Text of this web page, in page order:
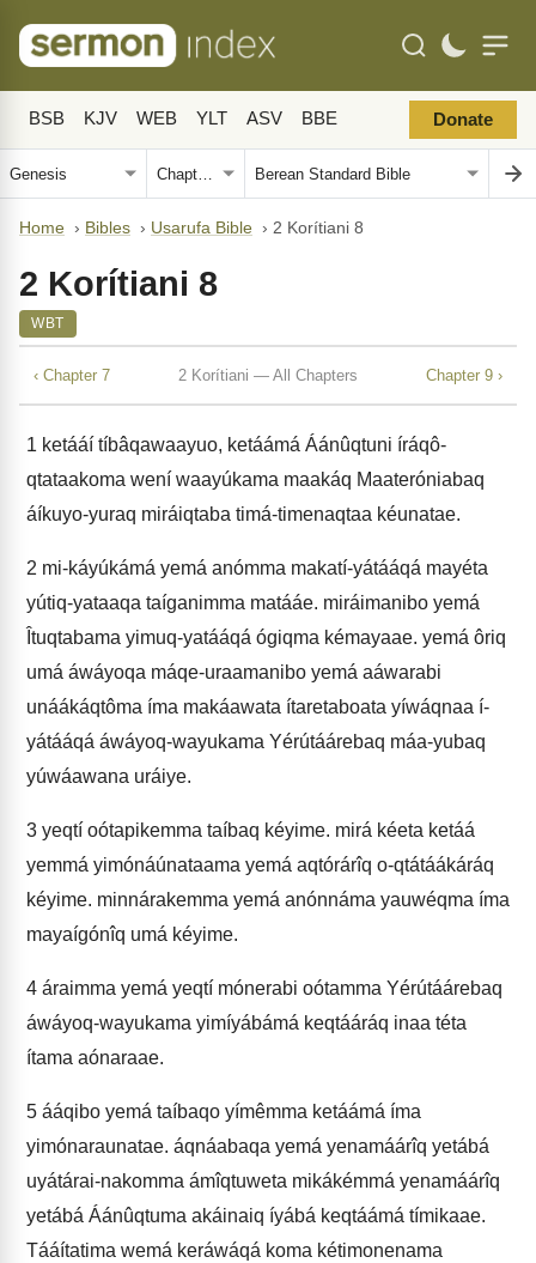
BSB KJV WEB YLT ASV BBE Donate
Home › Bibles › Usarufa Bible › 2 Korítiani 8
2 Korítiani 8
WBT
‹ Chapter 7 2 Korítiani — All Chapters Chapter 9 ›
1 ketááí tíbâqawaayuo, ketáámá Áánûqtuni íráqô-
qtataakoma wení waayúkama maakáq Maateróniabaq
áíkuyo-yuraq miráiqtaba timá-timenaqtaa kéunatae.
2 mi-káyúkámá yemá anómma makatí-yátááqá mayéta
yútiq-yataaqa taíganimma matááe. miráimanibo yemá
Îtuqtabama yimuq-yatááqá ógiqma kémayaae. yemá ôriq
umá áwáyoqa máqe-uraamanibo yemá aáwarabi
unáákáqtôma íma makáawata ítaretaboata yíwáqnaa í-
yátááqá áwáyoq-wayukama Yérútáárebaq máa-yubaq
yúwáawana uráiye.
3 yeqtí oótapikemma taíbaq kéyime. mirá kéeta ketáá
yemmá yimónáúnataama yemá aqtórárîq o-qtátáákáráq
kéyime. minnárakemma yemá anónnáma yauwéqma íma
mayaígónîq umá kéyime.
4 áraimma yemá yeqtí mónerabi oótamma Yérútáárebaq
áwáyoq-wayukama yimíyábámá keqtááráq inaa téta
ítama aónaraae.
5 ááqibo yemá taíbaqo yímêmma ketáámá íma
yimónaraunatae. áqnáabaqa yemá yenamáárîq yetábá
uyátárai-nakomma ámîqtuweta mikákémmá yenamáárîq
yetábá Áánûqtuma akáinaiq íyábá keqtáámá tímikaae.
Tááítatima wemá keráwáqá koma kétimonenama